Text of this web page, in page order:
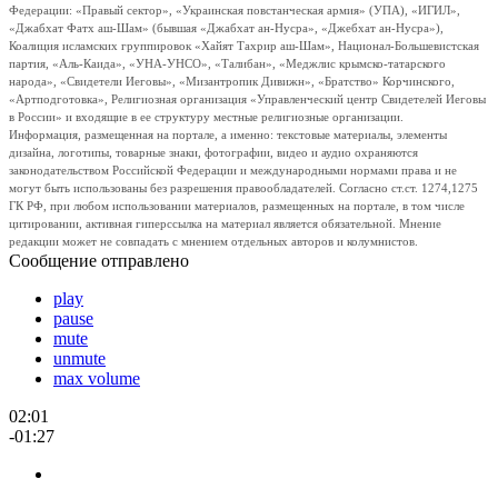
Федерации: «Правый сектор», «Украинская повстанческая армия» (УПА), «ИГИЛ»,
«Джабхат Фатх аш-Шам» (бывшая «Джабхат ан-Нусра», «Джебхат ан-Нусра»),
Коалиция исламских группировок «Хайят Тахрир аш-Шам», Национал-Большевистская
партия, «Аль-Каида», «УНА-УНСО», «Талибан», «Меджлис крымско-татарского
народа», «Свидетели Иеговы», «Мизантропик Дивижн», «Братство» Корчинского,
«Артподготовка», Религиозная организация «Управленческий центр Свидетелей Иеговы
в России» и входящие в ее структуру местные религиозные организации.
Информация, размещенная на портале, а именно: текстовые материалы, элементы
дизайна, логотипы, товарные знаки, фотографии, видео и аудио охраняются
законодательством Российской Федерации и международными нормами права и не
могут быть использованы без разрешения правообладателей. Согласно ст.ст. 1274,1275
ГК РФ, при любом использовании материалов, размещенных на портале, в том числе
цитировании, активная гиперссылка на материал является обязательной. Мнение
редакции может не совпадать с мнением отдельных авторов и колумнистов.
Сообщение отправлено
play
pause
mute
unmute
max volume
02:01
-01:27